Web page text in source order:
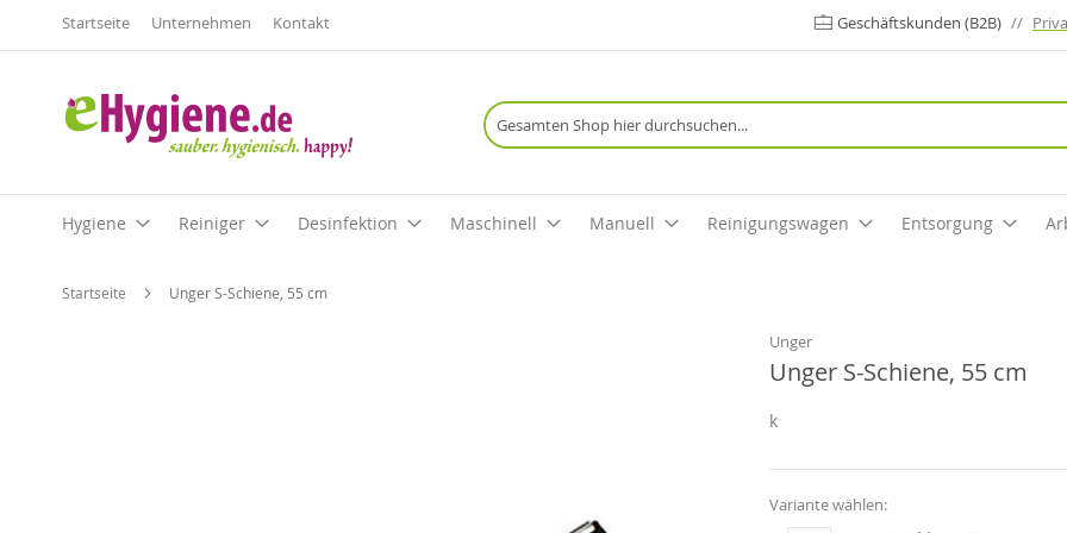
Startseite Unternehmen Kontakt Geschäftskunden (B2B) //
Suche
Hygiene Reiniger Desinfektion Maschinell Manuell Reinigungswagen Entsorgung
Startseite Unger S-Schiene, 55 cm
Unger
Unger S-Schiene, 55 cm
k
Variante wählen: